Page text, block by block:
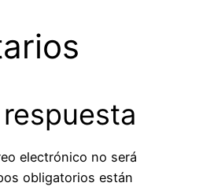
electrónico no será
obligatorios están